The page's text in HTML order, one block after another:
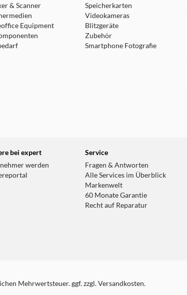
& Scanner
Equipment
Speicherkarten
Videokameras
Blitzgeräte
Zubehör
Smartphone Fotografie
bei expert
werden
Service
Fragen & Antworten
Alle Services im Überblick
Markenwelt
60 Monate Garantie
Recht auf Reparatur
Mehrwertsteuer. ggf. zzgl. Versandkosten.